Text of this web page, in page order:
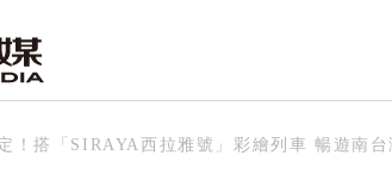
！搭「SIRAYA西拉雅號」彩繪列車 暢遊南台